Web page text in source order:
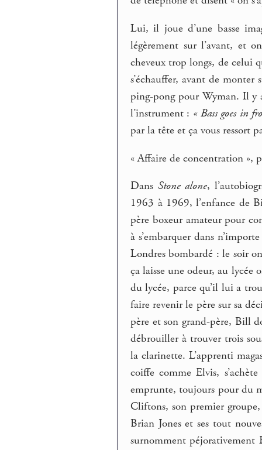
Lui, il joue d’une basse
légèrement sur l’avant, et
cheveux trop longs, de celui
s’échauffer, avant de monter
ping-pong pour Wyman. Il y
l’instrument : « Bass goes in
par la tête et ça vous ressort
« Affaire de concentration »,
Dans Stone alone,
1963 à 1969, l’enfance de
père boxeur amateur pour
à s’embarquer dans
Londres bombardé : le soir
ça laisse une odeur, au lycée
du lycée, parce qu’il lui a
faire revenir le père sur sa
père et son grand-père, Bill
débrouiller à trouver trois
la clarinette. L’apprenti
coiffe comme Elvis,
emprunte, toujours pour du
Cliftons, son premier
Brian Jones et ses tout
surnomment péjorativement